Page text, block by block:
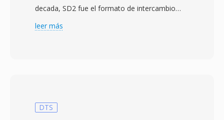
decada, SD2 fue el formato de intercambio
estándar en estudios de grabación
kHz). Una caracteristica técnica distintiva es su
leer más
DTS